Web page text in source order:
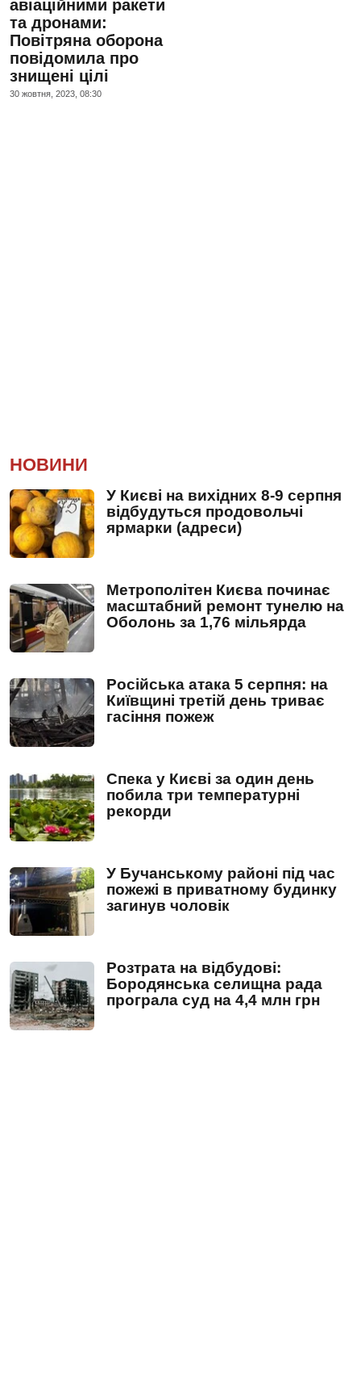
авіаційними ракети
та дронами:
Повітряна оборона
повідомила про
знищені цілі
30 жовтня, 2023, 08:30
НОВИНИ
У Києві на вихідних 8-9 серпня
відбудуться продовольчі
ярмарки (адреси)
Метрополітен Києва починає
масштабний ремонт тунелю на
Оболонь за 1,76 мільярда
Російська атака 5 серпня: на
Київщині третій день триває
гасіння пожеж
Спека у Києві за один день
побила три температурні
рекорди
У Бучанському районі під час
пожежі в приватному будинку
загинув чоловік
Розтрата на відбудові:
Бородянська селищна рада
програла суд на 4,4 млн грн